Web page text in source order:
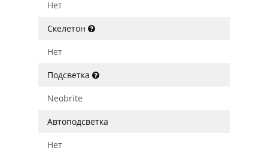
Нет
Скелетон
Нет
Подсветка
Neobrite
Автоподсветка
Нет